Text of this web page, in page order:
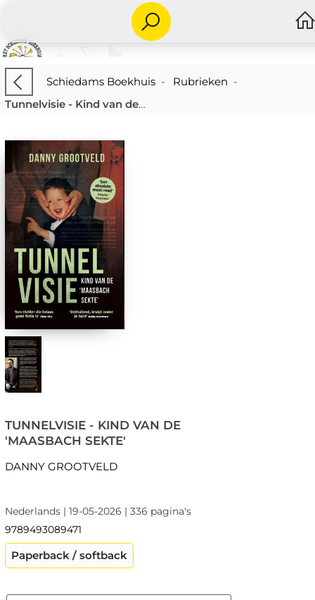
Schiedams Boekhuis- Rubrieken -
Tunnelvisie - Kind van de 'Maasbach sekte'
TUNNELVISIE - KIND VAN DE
'MAASBACH SEKTE'
DANNY GROOTVELD
Nederlands | 19-05-2026 | 336 pagina's
9789493089471
Paperback / softback